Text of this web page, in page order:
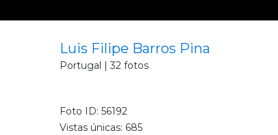
Luis Filipe Barros Pina
Portugal | 32 fotos
Foto ID: 56192
Vistas únicas: 685